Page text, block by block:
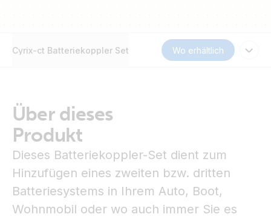
Cyrix-ct Batteriekoppler Set Wo erhältlich
Über dieses
Produkt
Dieses Batteriekoppler-Set dient zum
Hinzufügen eines zweiten bzw. dritten
Batteriesystems in Ihrem Auto, Boot,
Wohnmobil oder wo auch immer Sie es